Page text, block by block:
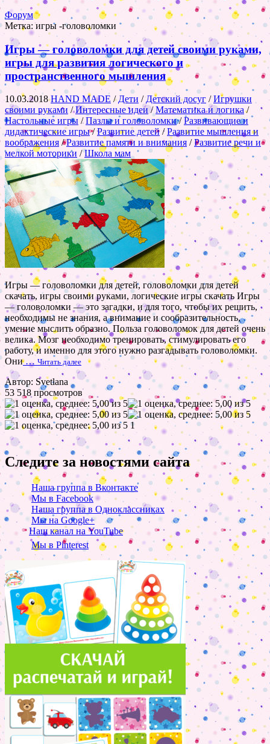
Форум
Метка:игры -головоломки
Игры — головоломки для детей своими руками,
игры для развития логического и
пространственного мышления
10.03.2018HAND MADE /Дети /Детский досуг /Игрушки
своими руками /Интересные идеи /Математика и логика/
Настольные игры /Пазлы и головоломки/Развивающие и
дидактические игры/Развитие детей/Развитие мышления и
воображения /Развитие памяти и внимания /Развитие речи и
мелкой моторики /Школа мам
Игры — головоломки для детей, головоломки для детей
скачать, игры своими руками, логические игры скачать Игры
— головоломки — это загадки, и для того, чтобы их решить,
необходимы не знания, а внимание и сообразительность,
умение мыслить образно. Польза головоломок для детей очень
велика. Мозг необходимо тренировать, стимулировать его
работу, и именно для этого нужно разгадывать головоломки.
Они… Читать далее
Автор: Svetlana
53 518 просмотров
1
Следите за новостями сайта
Наша группа в Вконтакте
Мы в Facebook
Наша группа в Одноклассниках
Мы на Google+
Наш канал на YouTube
Мы в Pinterest